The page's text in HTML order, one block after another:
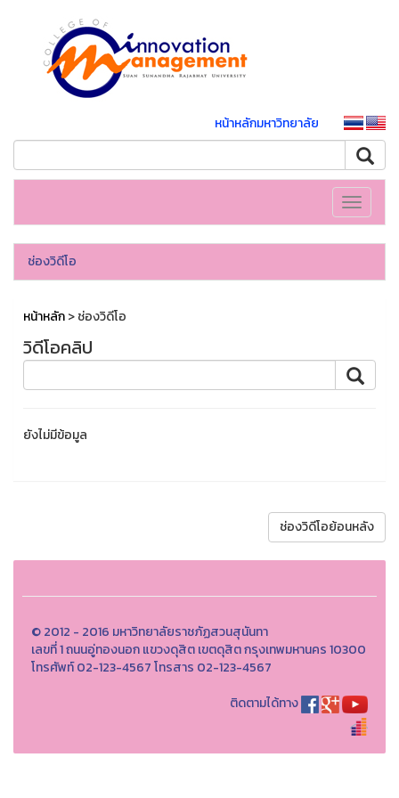
หน้าหลักมหาวิทยาลัย
Toggle
ช่องวิดีโอ
หน้าหลัก> ช่องวิดีโอ
วิดีโอคลิป
ยังไม่มีข้อมูล
ช่องวิดีโอย้อนหลัง
© 2012 - 2016 มหาวิทยาลัยราชภัฏสวนสุนันทา
เลขที่ 1 ถนนอู่ทองนอก แขวงดุสิต เขตดุสิต กรุงเทพมหานคร 10300
โทรศัพท์ 02-123-4567 โทรสาร 02-123-4567
ติดตามได้ทาง